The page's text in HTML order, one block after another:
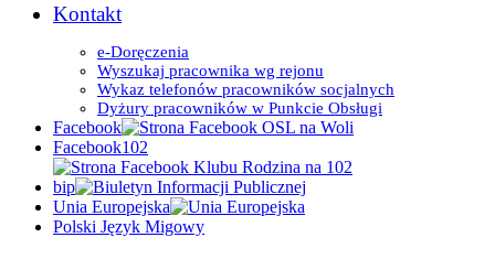
Kontakt
e-Doręczenia
Wyszukaj pracownika wg rejonu
Wykaz telefonów pracowników socjalnych
Dyżury pracowników w Punkcie Obsługi
Facebook
Facebook102
bip
Unia Europejska
Polski Język Migowy